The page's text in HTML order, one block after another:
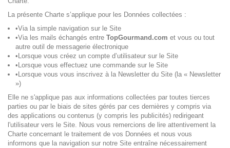
La présente Charte s’applique pour les Données collectées :
•Via la simple navigation sur le Site
•Via les mails échangés entre TopGourmand.com et vous ou tout
autre outil de messagerie électronique
•Lorsque vous créez un compte d’utilisateur sur le Site
•Lorsque vous effectuez une commande sur le Site
•Lorsque vous vous inscrivez à la Newsletter du Site (la « Newsletter
»)
Elle ne s'applique pas aux informations collectées par toutes tierces
parties ou par le biais de sites gérés par ces dernières y compris via
des applications ou contenus (y compris les publicités) redirigeant
l'utilisateur vers le Site. Nous vous remercions de lire attentivement la
Charte concernant le traitement de vos Données et nous vous
informons que la navigation sur notre Site entraîne nécessairement